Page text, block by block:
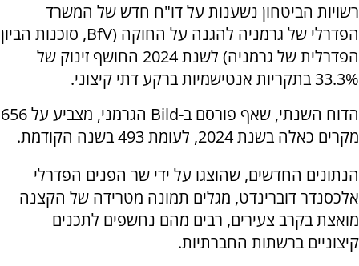
רשויות הביטחון נשענות על דו"ח חדש של המשרד
הפדרלי של גרמניה להגנה על החוקה (BfV, סוכנות הביון
הפדרלית של גרמניה) לשנת 2024 החושף זינוק של
33.3% בתקריות אנטישמיות ברקע דתי קיצוני.
הדוח השנתי, שאף פורסם ב-Bild הגרמני, מצביע על 656
מקרים כאלה בשנת 2024, לעומת 493 בשנה הקודמת.
הנתונים החדשים, שהוצגו על ידי שר הפנים הפדרלי
אלכסנדר דוברינדט, מגלים תמונה מטרידה של הקצנה
מואצת בקרב צעירים, רבים מהם נחשפים לתכנים
קיצוניים ברשתות החברתיות.